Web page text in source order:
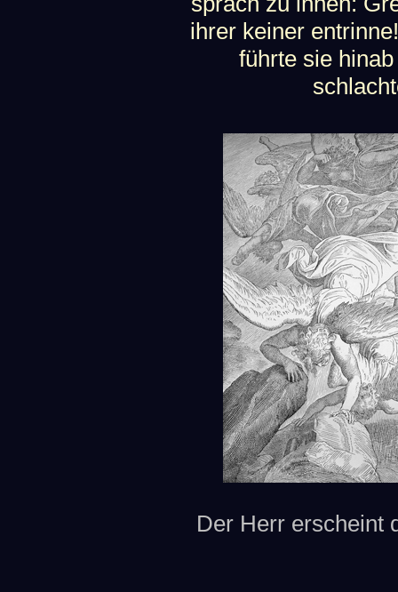
ihrer keiner
führte sie
Der Herr erscheint